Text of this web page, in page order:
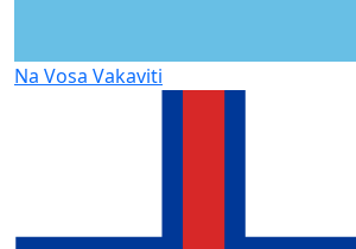
Na Vosa Vakaviti